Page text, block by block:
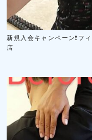
新規入会キャンペーン❗フ
店